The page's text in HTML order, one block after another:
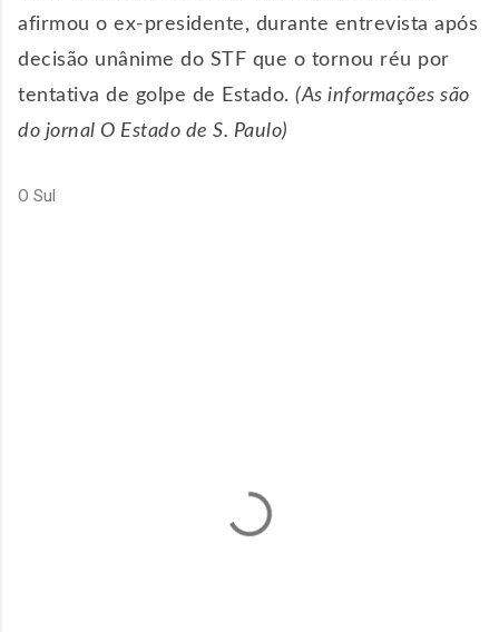
afirmou o ex-presidente, durante entrevista após
decisão unânime do STF que o tornou réu por
tentativa de golpe de Estado. (As informações são
do jornal O Estado de S. Paulo)
O Sul